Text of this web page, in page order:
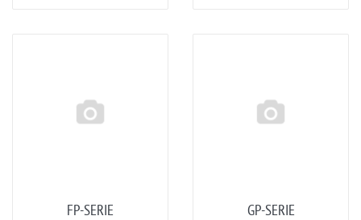
FP-SERIE GP-SERIE